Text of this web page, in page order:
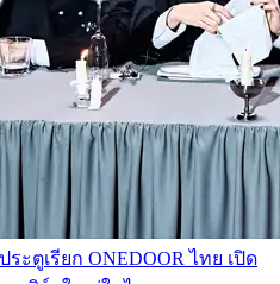
ะตูเรียก ONEDOOR ไทย เปิด